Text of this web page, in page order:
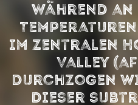
Während
im zentralen
Valley
durchzogen
Dieser